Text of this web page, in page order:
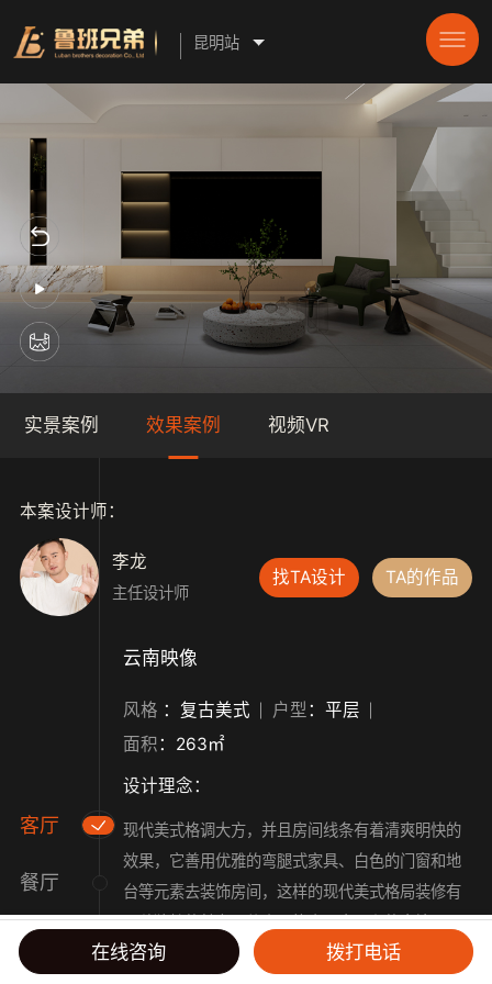
昆明站
实景案例 效果案例 视频VR
本案设计师：
李龙
主任设计师
找TA设计 TA的作品
客厅
餐厅
云南映像
风格 ：复古美式 户型 ：平层
面积：263㎡
设计理念：
现代美式格调大方，并且房间线条有着清爽明快的
效果，它善用优雅的弯腿式家具、白色的门窗和地
台等元素去装饰房间，这样的现代美式格局装修有
一种独特的魅力，使房屋能表现出平和的意境。一
般拿现代美式风格与欧美的装饰风格来作比较的
在线咨询 预约量房
在线咨询 拨打电话